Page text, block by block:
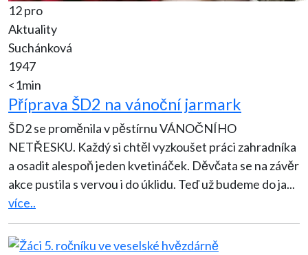
12 pro
Aktuality
Suchánková
1947
<1min
Příprava ŠD2 na vánoční jarmark
ŠD2 se proměnila v pěstírnu VÁNOČNÍHO
NETŘESKU. Každý si chtěl vyzkoušet práci zahradníka
a osadit alespoň jeden kvetináček. Děvčata se na závěr
akce pustila s vervou i do úklidu. Teď už budeme do ja...
více..